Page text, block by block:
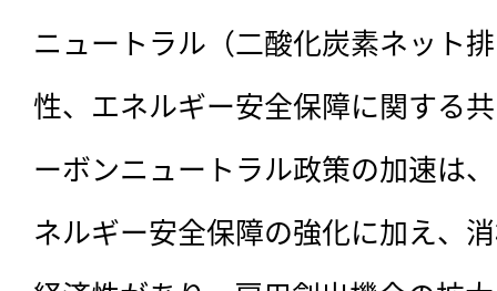
ニュートラル（二酸化炭素ネット
性、エネルギー安全保障に関する
ーボンニュートラル政策の加速は
ネルギー安全保障の強化に加え、